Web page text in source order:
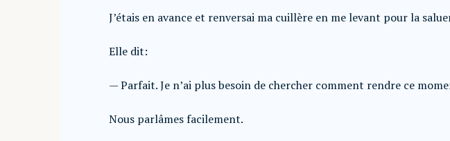
J’étais en avance et renversai ma cuillère en me levant pour la
Elle dit:
— Parfait. Je n’ai plus besoin de chercher comment rendre ce
Nous parlâmes facilement.